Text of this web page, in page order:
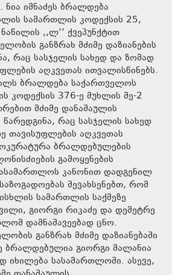
ნია იმნაძეს ბრალდება
სამართლის კოდექსის 25,
,,ლ’’ ქვეპუნქტით
განზრახ მძიმე დაზიანების
რაც სასჯელის სახედ და ზომად
აღკვეთას ითვალისწინებს.
ბრალდება საქართველოს
კოდექსის 376-ე მუხლის მე-2
მძიმე დანაშაულის
რაც სასჯელის სახედ
თავისუფლების აღკვეთას
ბრალდებულების
გამოყენების
კანონით დადგენილ
შევახსენებთ, რომ
სამართლის საქმეზე
გიორგი რიკაძე და დემეტრე
დამნაშავეებად ცნო.
განზრახ მძიმე დაზიანებაში
ბრალდებულია გიორგი მალანია
იხილება სასამართლოში. ასევე,